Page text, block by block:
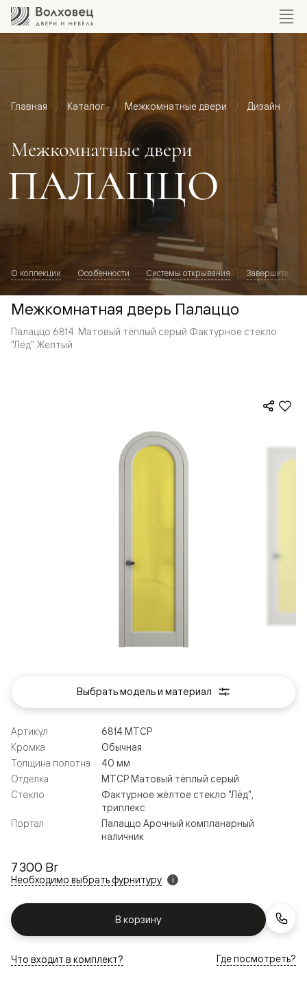
Главная Каталог Межкомнатные двери Дизайн
Межкомнатные двери
ПАЛАЦЦО
О коллекции Особенности Системы открывания Завершите
Межкомнатная дверь Палаццо
Палаццо 6814. Матовый тёплый серый Фактурное стекло
"Лёд" Желтый
7 300 Br
Необходимо выбрать фурнитуру i
В корзину
Артикул
6814 МТСР
Кромка
Обычная
Толщина полотна
40 мм
Отделка
МТСР Матовый тёплый серый
Стекло
Фактурное жёлтое стекло "Лёд",
триплекс
Портал
Палаццо Арочный компланарный
наличник
Что входит в комплект? Где посмотреть?
Выбрать модель и материал